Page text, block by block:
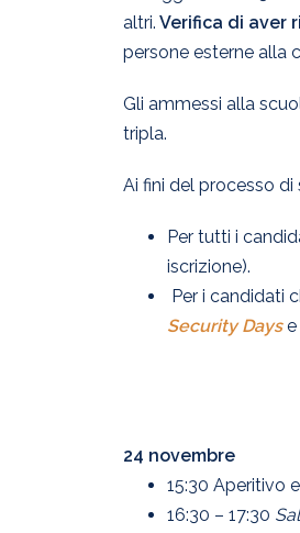
altri. Verifica di aver
persone esterne alla
Gli ammessi alla
tripla.
Ai fini del processo
Per tutti i
iscrizione).
Per i candidati
Security Dayse
24 novembre
15:30 Aperitivo
16:30 – 17:30